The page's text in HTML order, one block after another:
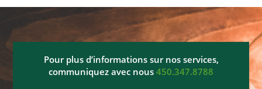
Pour plus d’informations sur nos services,
communiquez avec nous 450.347.8788